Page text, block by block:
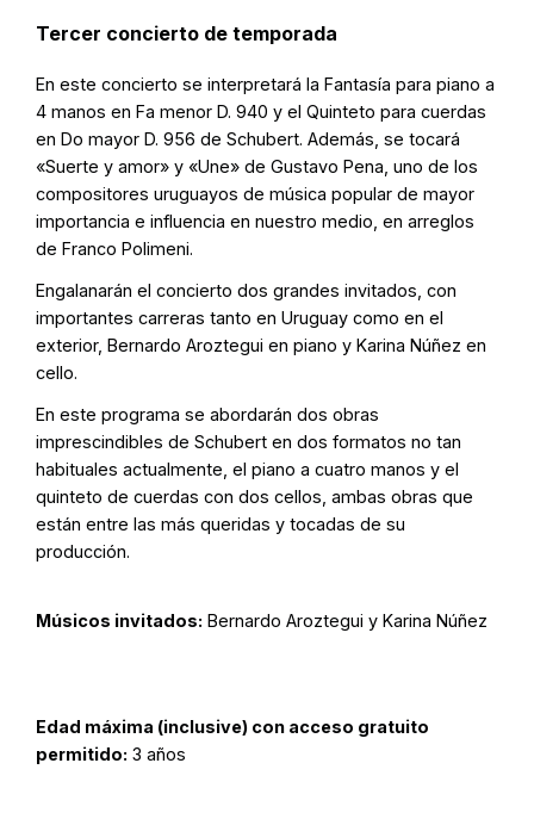
Tercer concierto de temporada
En este concierto se interpretará la Fantasía para piano a
4 manos en Fa menor D. 940 y el Quinteto para cuerdas
en Do mayor D. 956 de Schubert. Además, se tocará
«Suerte y amor» y «Une» de Gustavo Pena, uno de los
compositores uruguayos de música popular de mayor
importancia e influencia en nuestro medio, en arreglos
de Franco Polimeni.
Engalanarán el concierto dos grandes invitados, con
importantes carreras tanto en Uruguay como en el
exterior, Bernardo Aroztegui en piano y Karina Núñez en
cello.
En este programa se abordarán dos obras
imprescindibles de Schubert en dos formatos no tan
habituales actualmente, el piano a cuatro manos y el
quinteto de cuerdas con dos cellos, ambas obras que
están entre las más queridas y tocadas de su
producción.
Músicos invitados: Bernardo Aroztegui y Karina Núñez
Edad máxima (inclusive) con acceso gratuito
permitido: 3 años